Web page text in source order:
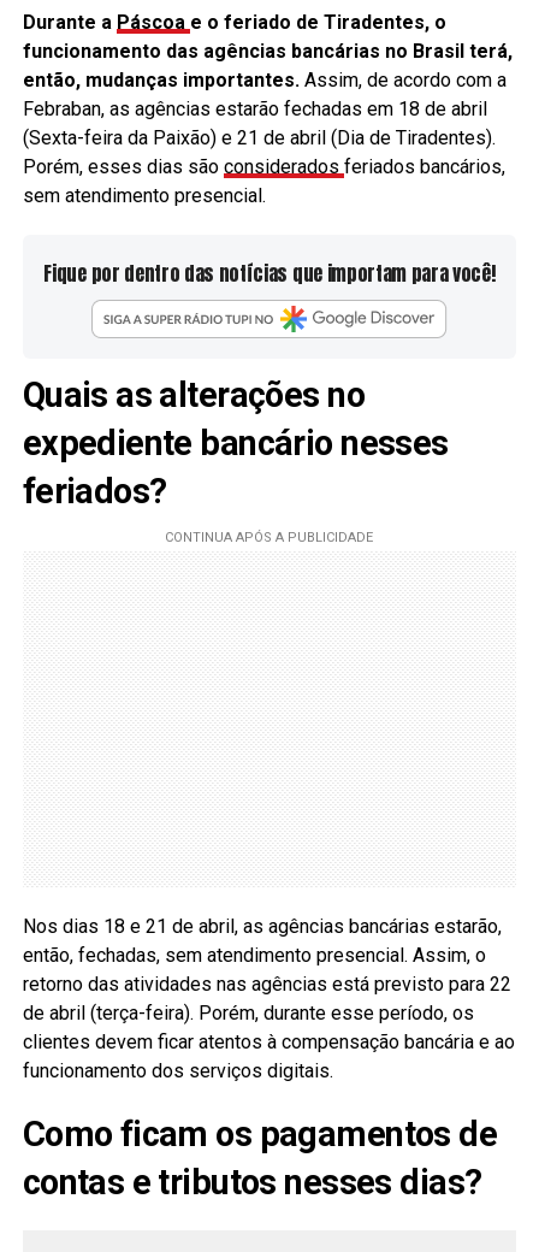
Durante a Páscoa e o feriado de Tiradentes, o
funcionamento das agências bancárias no Brasil terá,
então, mudanças importantes.Assim, de acordo com a
Febraban, as agências estarão fechadas em 18 de abril
(Sexta-feira da Paixão) e 21 de abril (Dia de Tiradentes).
Porém, esses dias são considerados feriados bancários,
sem atendimento presencial.
Fique por dentro das notícias que importam para você!
Quais as alterações no
expediente bancário nesses
feriados?
Nos dias 18 e 21 de abril, as agências bancárias estarão,
então, fechadas, sem atendimento presencial. Assim, o
retorno das atividades nas agências está previsto para 22
de abril (terça-feira). Porém, durante esse período, os
clientes devem ficar atentos à compensação bancária e ao
funcionamento dos serviços digitais.
Como ficam os pagamentos de
contas e tributos nesses dias?